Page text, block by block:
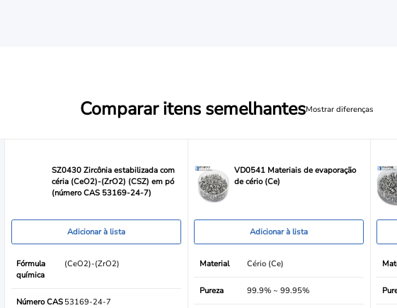
Comparar itens semelhantesMostrar diferenças
SZ0430 Zircônia estabilizada com
céria (CeO2)-(ZrO2) (CSZ) em pó
(número CAS 53169-24-7)
Adicionar à lista
Fórmula
química
(CeO2)-(ZrO2)
Número CAS 53169-24-7
VD0541 Materiais de evaporação
de cério (Ce)
Adicionar à lista
Material Cério (Ce)
Pureza 99.9% ~ 99.95%